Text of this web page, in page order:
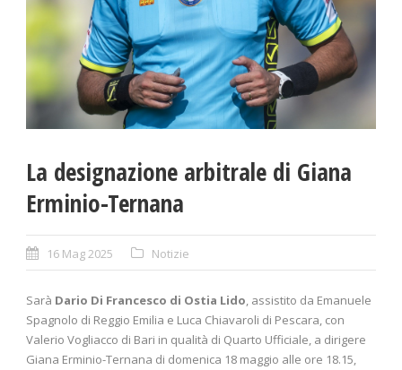
La designazione arbitrale di Giana
Erminio-Ternana
16 Mag 2025 Notizie
Sarà Dario Di Francesco di Ostia Lido, assistito da Emanuele
Spagnolo di Reggio Emilia e Luca Chiavaroli di Pescara, con
Valerio Vogliacco di Bari in qualità di Quarto Ufficiale, a dirigere
Giana Erminio-Ternana di domenica 18 maggio alle ore 18.15,